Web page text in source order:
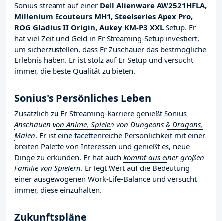
Sonius streamt auf einer Dell Alienware AW2521HFLA,
Millenium Ecouteurs MH1, Steelseries Apex Pro,
ROG Gladius II Origin, Aukey KM-P3 XXL Setup. Er
hat viel Zeit und Geld in Er Streaming-Setup investiert,
um sicherzustellen, dass Er Zuschauer das bestmögliche
Erlebnis haben. Er ist stolz auf Er Setup und versucht
immer, die beste Qualität zu bieten.
Sonius's Persönliches Leben
Zusätzlich zu Er Streaming-Karriere genießt Sonius
Anschauen von Anime, Spielen von Dungeons & Dragons,
Malen. Er ist eine facettenreiche Persönlichkeit mit einer
breiten Palette von Interessen und genießt es, neue
Dinge zu erkunden. Er hat auch kommt aus einer großen
Familie von Spielern. Er legt Wert auf die Bedeutung
einer ausgewogenen Work-Life-Balance und versucht
immer, diese einzuhalten.
Zukunftspläne